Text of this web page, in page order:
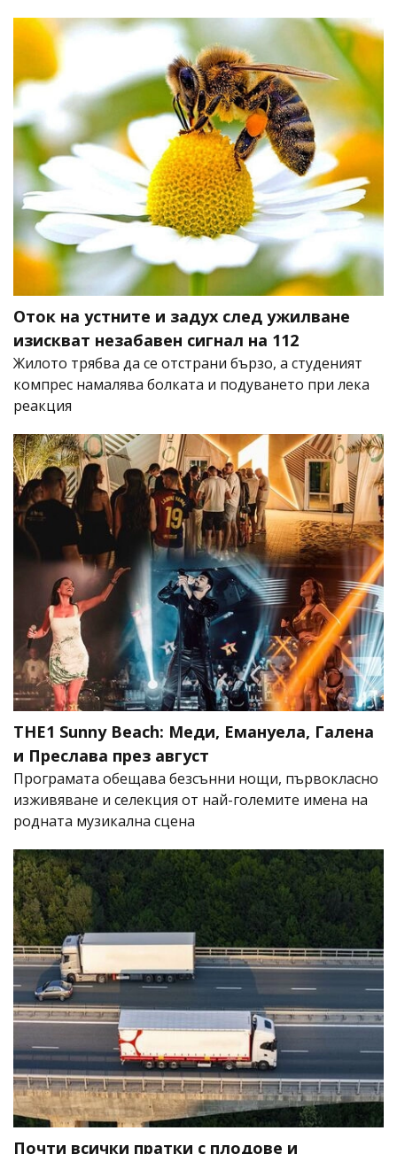
Оток на устните и задух след ужилване
изискват незабавен сигнал на 112
Жилото трябва да се отстрани бързо, а студеният
компрес намалява болката и подуването при лека
реакция
THE1 Sunny Beach: Меди, Емануела, Галена
и Преслава през август
Програмата обещава безсънни нощи, първокласно
изживяване и селекция от най-големите имена на
родната музикална сцена
Почти всички пратки с плодове и